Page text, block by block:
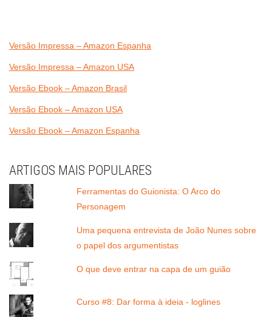
Versão Impressa – Amazon Espanha
Versão Impressa – Amazon USA
Versão Ebook – Amazon Brasil
Versão Ebook – Amazon USA
Versão Ebook – Amazon Espanha
ARTIGOS MAIS POPULARES
Ferramentas do Guionista: O Arco do
Personagem
Uma pequena entrevista de João Nunes sobre
o papel dos argumentistas
O que deve entrar na capa de um guião
Curso #8: Dar forma à ideia - loglines